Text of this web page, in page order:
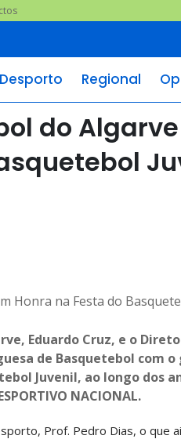
Desporto Regional
do
Eduardo Cruz, e o
de Basquetebol com
Juvenil, ao longo dos
NACIONAL.
Prof. Pedro Dias, o que